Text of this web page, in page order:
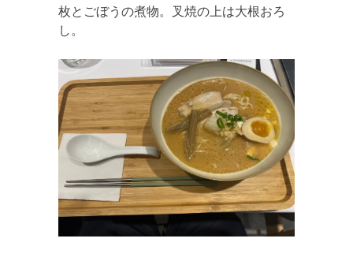
枚とごぼうの煮物。叉焼の上は大根おろ
し。